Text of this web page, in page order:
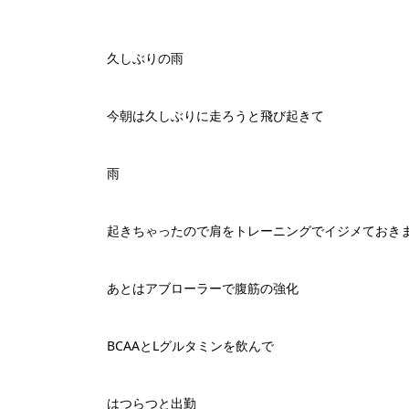
久しぶりの雨
今朝は久しぶりに走ろうと飛び起きて
雨
起きちゃったので肩をトレーニングでイジメておき
あとはアブローラーで腹筋の強化
BCAAとLグルタミンを飲んで
はつらつと出勤